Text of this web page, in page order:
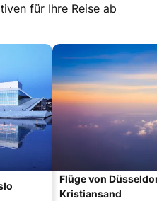
für Ihre Reise ab
Flüge von
Kristiansand